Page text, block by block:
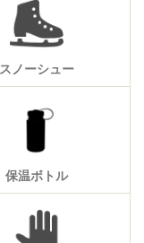
スノーシュー
保温ボトル